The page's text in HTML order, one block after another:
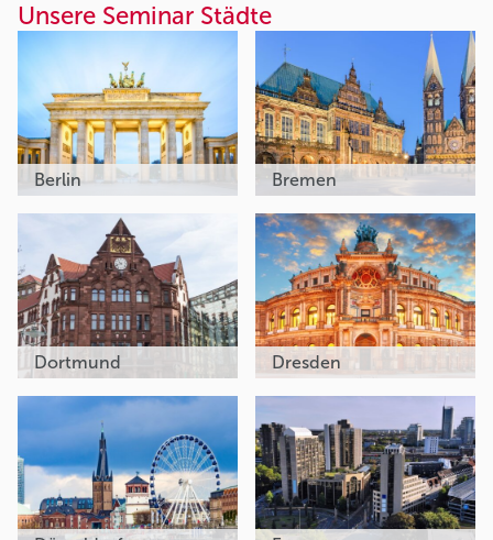
Unsere Seminar Städte
Berlin Bremen
Dortmund Dresden